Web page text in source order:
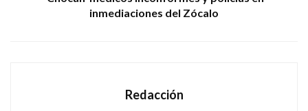
inmediaciones del Zócalo
Redacción